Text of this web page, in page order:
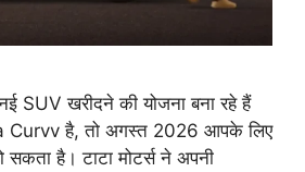
SUV खरीदने की योजना बना रहे हैं
है, तो अगस्त 2026 आपके लिए
सकता है। टाटा मोटर्स ने अपनी